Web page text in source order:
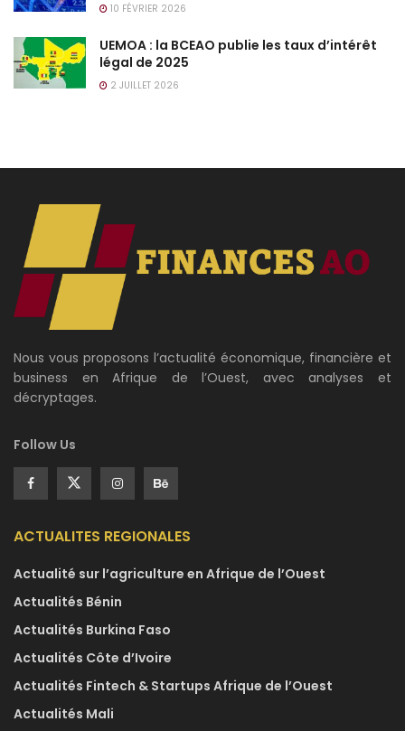
10 FÉVRIER 2026
UEMOA : la BCEAO publie les taux d’intérêt
légal de 2025
2 JUILLET 2026
Nous vous proposons l’actualité économique, financière et
business en Afrique de l’Ouest, avec analyses et
décryptages.
Follow Us
ACTUALITES REGIONALES
Actualité sur l’agriculture en Afrique de l’Ouest
Actualités Bénin
Actualités Burkina Faso
Actualités Côte d’Ivoire
Actualités Fintech & Startups Afrique de l’Ouest
Actualités Mali